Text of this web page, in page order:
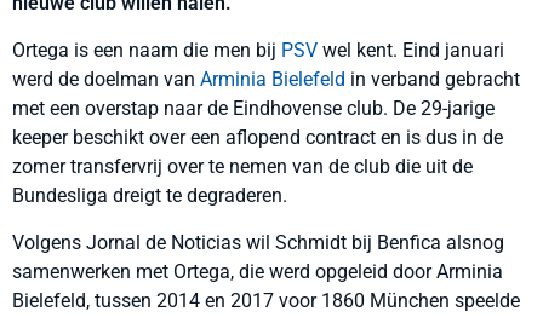
Ortega is een naam die men bij PSV wel kent. Eind januari
werd de doelman van Arminia Bielefeld in verband gebracht
met een overstap naar de Eindhovense club. De 29-jarige
keeper beschikt over een aflopend contract en is dus in de
zomer transfervrij over te nemen van de club die uit de
Bundesliga dreigt te degraderen.
Volgens Jornal de Noticias wil Schmidt bij Benfica alsnog
samenwerken met Ortega, die werd opgeleid door Arminia
Bielefeld, tussen 2014 en 2017 voor 1860 München speelde